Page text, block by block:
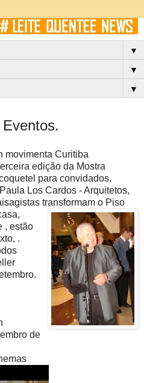
▼
▼
▼
movimenta Curitiba
edição da Mostra
para convidados.
Los Cardos - Arquitetos,
transformam o Piso
, estão
.
de